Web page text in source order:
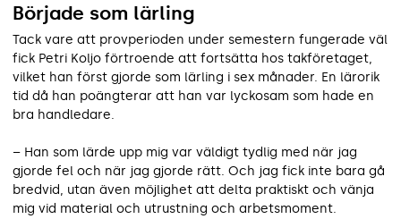
Började som lärling
Tack vare att provperioden under semestern fungerade väl
fick Petri Koljo förtroende att fortsätta hos takföretaget,
vilket han först gjorde som lärling i sex månader. En lärorik
tid då han poängterar att han var lyckosam som hade en
bra handledare.
– Han som lärde upp mig var väldigt tydlig med när jag
gjorde fel och när jag gjorde rätt. Och jag fick inte bara gå
bredvid, utan även möjlighet att delta praktiskt och vänja
mig vid material och utrustning och arbetsmoment.